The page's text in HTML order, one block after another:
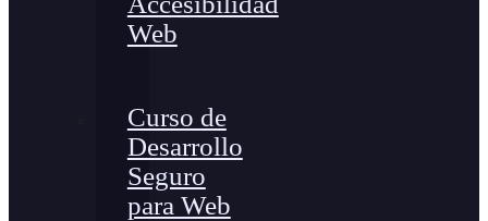
Web
Curso de
Desarrollo
Seguro
para Web